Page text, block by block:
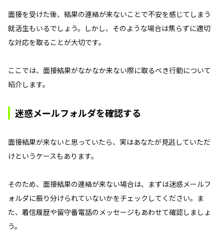
面接を受けた後、結果の連絡が来ないことで不安を感じてしまう
就活生もいるでしょう。しかし、そのような場合は焦らずに適切
な対応を取ることが大切です。
ここでは、面接結果がなかなか来ない際に取るべき行動について
紹介します。
迷惑メールフォルダを確認する
面接結果が来ないと思っていたら、実はあなたが見逃していただ
けというケースもあります。
そのため、面接結果の連絡が来ない場合は、まずは迷惑メールフ
ォルダに振り分けられていないかをチェックしてください。ま
た、着信履歴や留守番電話のメッセージもあわせて確認しましょ
う。